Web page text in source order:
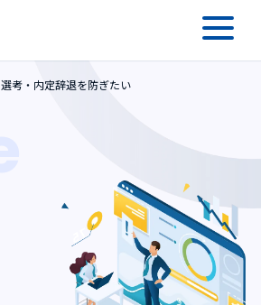
選考・内定辞退を防ぎたい